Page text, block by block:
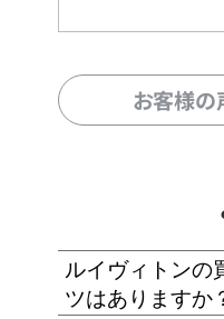
お客様
ルイヴィトンの
ツはありますか